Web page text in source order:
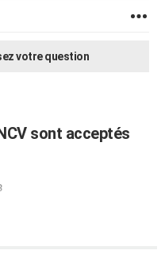
votre question
sont acceptés